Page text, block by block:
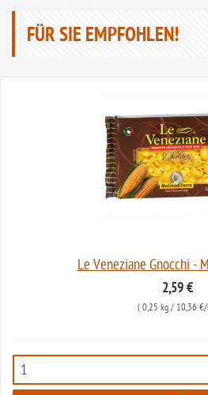
FÜR SIE EMPFOHLEN!
Le Veneziane Gnocchi -
2,59 €
( 0,25 kg/ 10,36 €/